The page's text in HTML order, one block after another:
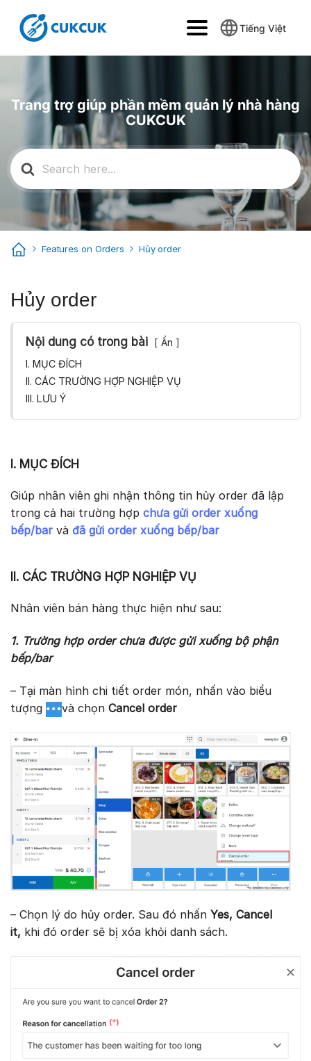
Tiếng Việt
Trang trợ giúp phần mềm quản lý nhà hàng
CUKCUK
Search
for:
Features on Orders Hủy order
Hủy order
Nội dung có trong bài Ẩn
I. MỤC ĐÍCH
II. CÁC TRƯỜNG HỢP NGHIỆP VỤ
III. LƯU Ý
I. MỤC ĐÍCH
Giúp nhân viên ghi nhận thông tin hủy order đã lập
trong cả hai trường hợp chưa gửi order xuống
bếp/bar và đã gửi order xuống bếp/bar
II. CÁC TRƯỜNG HỢP NGHIỆP VỤ
Nhân viên bán hàng thực hiện như sau:
1. Trường hợp order chưa được gửi xuống bộ phận
bếp/bar
– Tại màn hình chi tiết order món, nhấn vào biểu
tượng
và chọn Cancel order
– Chọn lý do hủy order. Sau đó nhấn Yes, Cancel
it, khi đó order sẽ bị xóa khỏi danh sách.